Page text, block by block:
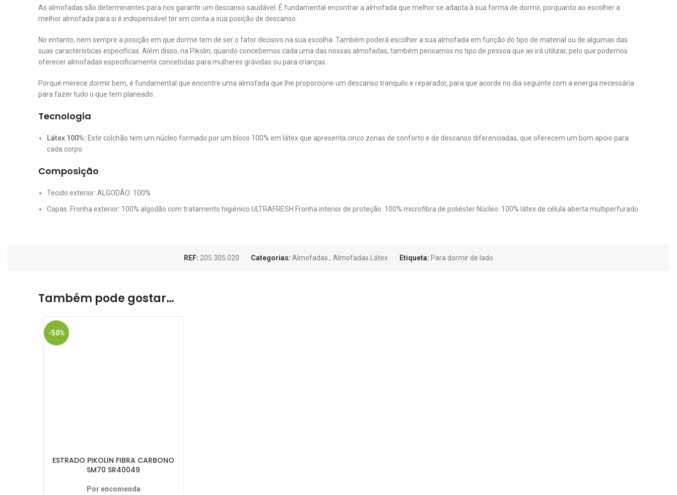
As almofadas são determinantes para nos garantir um descanso saudável. É fundamental encontrar a almofada que melhor se adapta à sua forma de dormir, porquanto ao escolher a
melhor almofada para si é indispensável ter em conta a sua posição de descanso.
No entanto, nem sempre a posição em que dorme tem de ser o fator decisivo na sua escolha. Também poderá escolher a sua almofada em função do tipo de material ou de algumas das
suas características específicas. Além disso, na Pikolin, quando concebemos cada uma das nossas almofadas, também pensamos no tipo de pessoa que as irá utilizar, pelo que podemos
oferecer almofadas especificamente concebidas para mulheres grávidas ou para crianças.
Porque merece dormir bem, é fundamental que encontre uma almofada que lhe proporcione um descanso tranquilo e reparador, para que acorde no dia seguinte com a energia necessária
para fazer tudo o que tem planeado.
Tecnologia
Látex 100%: Este colchão tem um núcleo formado por um bloco 100% em látex que apresenta cinco zonas de conforto e de descanso diferenciadas, que oferecem um bom apoio para
cada corpo.
Composição
Tecido exterior: ALGODÃO: 100%
Capas: Fronha exterior: 100% algodão com tratamento higiénico ULTRAFRESH Fronha interior de proteção: 100% microfibra de poliéster Núcleo: 100% látex de célula aberta multiperfurado
REF: 205.305.020 Categorias: Almofadas, Almofadas Látex Etiqueta: Para dormir de lado
Também pode gostar…
-50%
ESTRADO PIKOLIN FIBRA CARBONO
SM70 SR40049
Por encomenda